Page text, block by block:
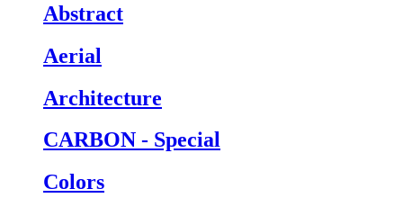
Abstract
Aerial
Architecture
CARBON - Special
Colors